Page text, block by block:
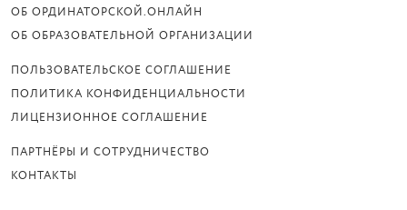
ОБ ОРДИНАТОРСКОЙ.ОНЛАЙН
ОБ ОБРАЗОВАТЕЛЬНОЙ ОРГАНИЗАЦИИ
ПОЛЬЗОВАТЕЛЬСКОЕ СОГЛАШЕНИЕ
ПОЛИТИКА КОНФИДЕНЦИАЛЬНОСТИ
ЛИЦЕНЗИОННОЕ СОГЛАШЕНИЕ
ПАРТНЁРЫ И СОТРУДНИЧЕСТВО
КОНТАКТЫ